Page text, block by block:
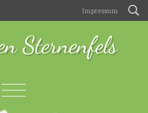
Impressum
Sternenfels